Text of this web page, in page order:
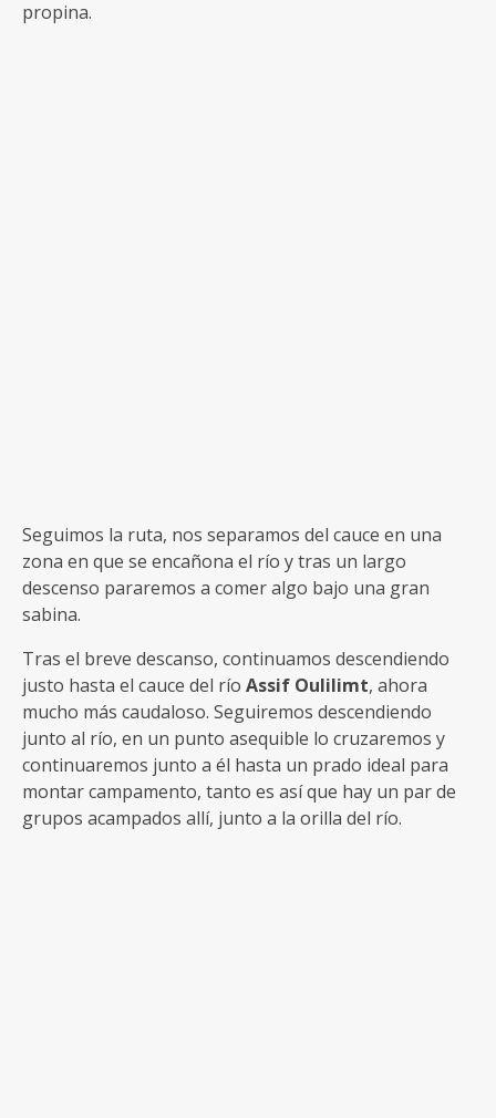
propina.
Seguimos la ruta, nos separamos del cauce en una
zona en que se encañona el río y tras un largo
descenso pararemos a comer algo bajo una gran
sabina.
Tras el breve descanso, continuamos descendiendo
justo hasta el cauce del río Assif Oulilimt, ahora
mucho más caudaloso. Seguiremos descendiendo
junto al río, en un punto asequible lo cruzaremos y
continuaremos junto a él hasta un prado ideal para
montar campamento, tanto es así que hay un par de
grupos acampados allí, junto a la orilla del río.